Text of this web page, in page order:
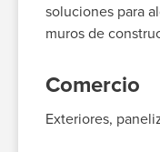
soluciones para
muros de
Comercio
Exteriores,